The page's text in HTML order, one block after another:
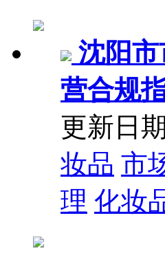
沈阳
营合规
更新日
妆品 市
理 化妆